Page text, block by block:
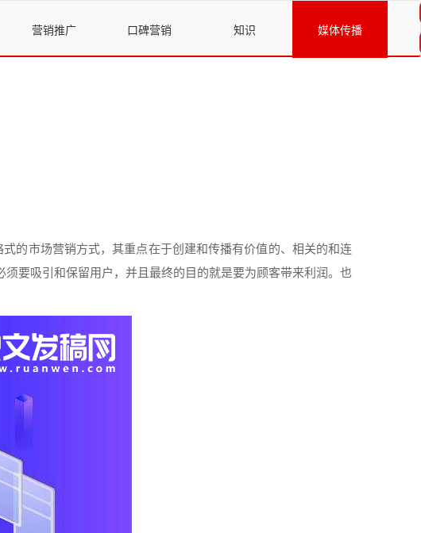
营销推广 口碑营销 知识 媒体传播
式的市场营销方式，其重点在于创建和传播有价值的、相关的和连
须要吸引和保留用户，并且最终的目的就是要为顾客带来利润。也